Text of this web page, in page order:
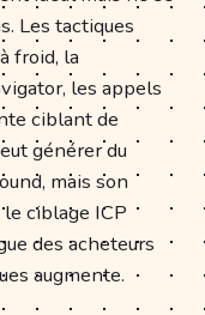
Les tactiques
froid, la
les appels
ciblant de
générer du
mais son
ciblage ICP
des acheteurs
augmente.